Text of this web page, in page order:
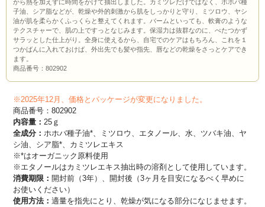
から熱を加えずに時間をかけて抽出しました。カミツレだけではなく、ホホバ種
子油、シア脂などが、乾燥や外的刺激から肌をしっかりと守り、ミツロウ、ヤシ
油が肌を柔らかくふっくらと整えてくれます。バームといっても、軟膏のような
テクスチャーで、肌の上ですっとなじみます。保湿力は抜群なのに、べたつかず
サラッとした仕上がり。全身に使えるから、自宅でのケアはもちろん、これを１
つかばんに入れておけば、外出先でも髪や指先、唇などの乾燥をさっとケアでき
ます。
商品番号：802902
※2025年12月、価格とパッケージが変更になりました。
商品番号：802902
内容量：25ｇ
全成分：ホホバ種子油*、ミツロウ、エタノール、水、ツバキ油、ヤ
シ油、シア脂*、カミツレエキス
※*はオーガニック原料使用
※エタノールはカミツレエキス抽出時の溶剤として使用しています。
消費期限： 開封前（3年）、開封後（3ヶ月を目安になるべく早めに
お使いください）
使用方法：適量を指先にとり、乾燥が気になる部分になじませます。